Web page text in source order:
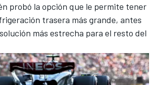
probó la opción que le permite tener
trasera más grande, antes
más estrecha para el resto del